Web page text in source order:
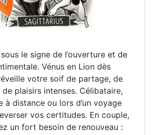
le signe de l’ouverture et de
Vénus en Lion dès
votre soif de partage, de
plaisirs intenses. Célibataire,
à distance ou lors d’un voyage
vos certitudes. En couple,
un fort besoin de renouveau :